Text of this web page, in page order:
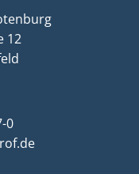
12
0